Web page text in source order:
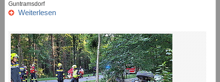
Guntramsdorf
Weiterlesen